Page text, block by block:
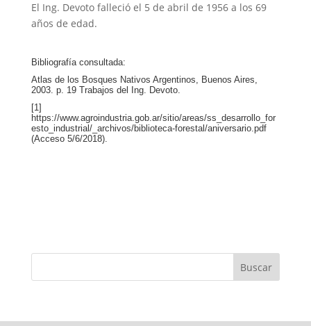
El Ing. Devoto falleció el 5 de abril de 1956 a los 69
años de edad.
Bibliografía consultada:
Atlas de los Bosques Nativos Argentinos, Buenos Aires,
2003. p. 19 Trabajos del Ing. Devoto.
[1]
https://www.agroindustria.gob.ar/sitio/areas/ss_desarrollo_for
esto_industrial/_archivos/biblioteca-forestal/aniversario.pdf
(Acceso 5/6/2018).